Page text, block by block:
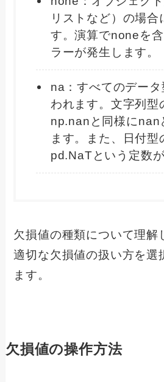
リストなど）の場合
す。演算でnoneを
ラーが発生します。
na：すべてのデー
われます。文字列型
np.nanと同様にnan
ます。また、日付型
pd.NaTという定数が
欠損値の種類について理解
適切な欠損値の扱い方を選
ます。
欠損値の操作方法